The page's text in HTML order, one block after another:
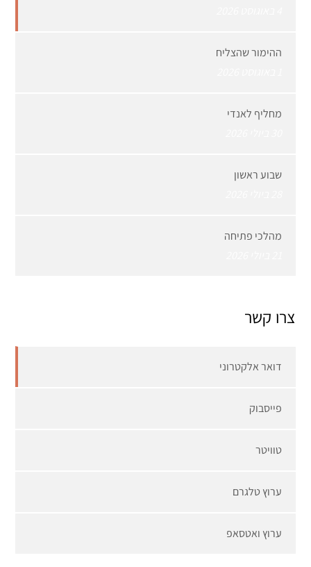
ההימור שהצליח
מחליף לאנדי
שבוע ראשון
מהלכי פתיחה
צרו קשר
דואר אלקטרוני
פייסבוק
טוויטר
ערוץ טלגרם
ערוץ ואטסאפ